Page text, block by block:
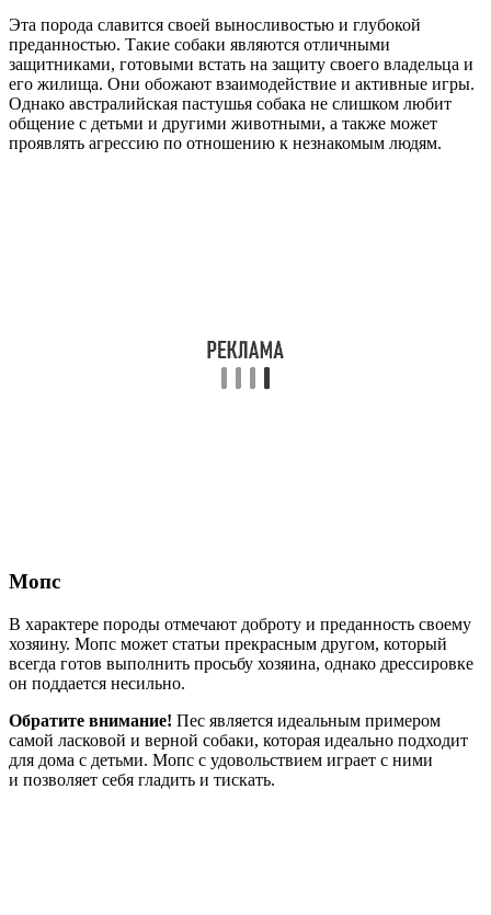
Эта порода славится своей выносливостью и глубокой
преданностью. Такие собаки являются отличными
защитниками, готовыми встать на защиту своего владельца и
его жилища. Они обожают взаимодействие и активные игры.
Однако австралийская пастушья собака не слишком любит
общение с детьми и другими животными, а также может
проявлять агрессию по отношению к незнакомым людям.
Мопс
В характере породы отмечают доброту и преданность своему
хозяину. Мопс может статьи прекрасным другом, который
всегда готов выполнить просьбу хозяина, однако дрессировке
он поддается несильно.
Обратите внимание! Пес является идеальным примером
самой ласковой и верной собаки, которая идеально подходит
для дома с детьми. Мопс с удовольствием играет с ними
и позволяет себя гладить и тискать.